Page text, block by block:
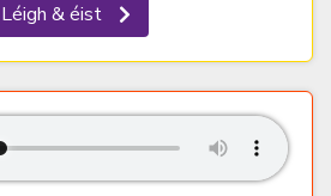
Léigh & éist